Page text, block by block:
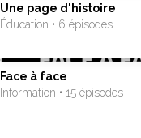
Une page d'histoire
Éducation • 6 épisodes
Face à face
Information • 15 épisodes